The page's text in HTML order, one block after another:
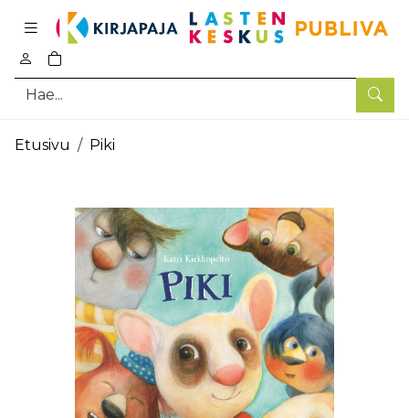
Hae
0
tuotetta ostoskorissa
Pääsisältö
Etusivu Piki